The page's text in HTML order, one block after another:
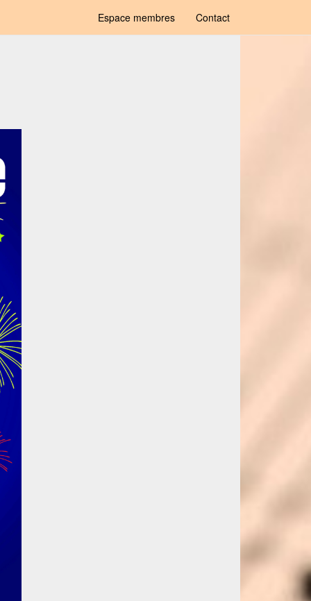
Espace membres Contact